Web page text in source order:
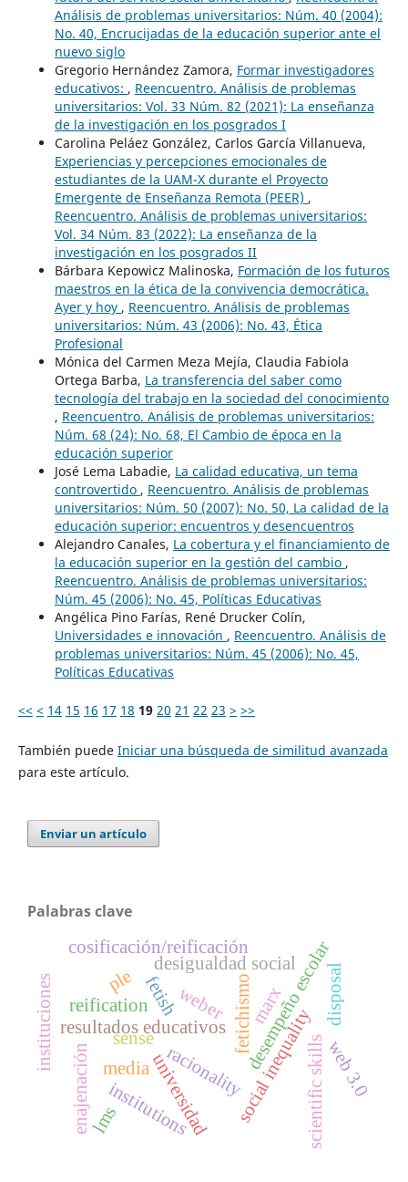
Análisis de problemas universitarios: Núm. 40 (2004):
No. 40, Encrucijadas de la educación superior ante el
nuevo siglo
Gregorio Hernández Zamora, Formar investigadores
educativos: , Reencuentro. Análisis de problemas
universitarios: Vol. 33 Núm. 82 (2021): La enseñanza
de la investigación en los posgrados I
Carolina Peláez González, Carlos García Villanueva,
Experiencias y percepciones emocionales de
estudiantes de la UAM-X durante el Proyecto
Emergente de Enseñanza Remota (PEER) ,
Reencuentro. Análisis de problemas universitarios:
Vol. 34 Núm. 83 (2022): La enseñanza de la
investigación en los posgrados II
Bárbara Kepowicz Malinoska, Formación de los futuros
maestros en la ética de la convivencia democrática.
Ayer y hoy , Reencuentro. Análisis de problemas
universitarios: Núm. 43 (2006): No. 43, Ética
Profesional
Mónica del Carmen Meza Mejía, Claudia Fabiola
Ortega Barba, La transferencia del saber como
tecnología del trabajo en la sociedad del conocimiento
, Reencuentro. Análisis de problemas universitarios:
Núm. 68 (24): No. 68, El Cambio de época en la
educación superior
José Lema Labadie, La calidad educativa, un tema
controvertido , Reencuentro. Análisis de problemas
universitarios: Núm. 50 (2007): No. 50, La calidad de la
educación superior: encuentros y desencuentros
Alejandro Canales, La cobertura y el financiamiento de
la educación superior en la gestión del cambio ,
Reencuentro. Análisis de problemas universitarios:
Núm. 45 (2006): No. 45, Políticas Educativas
Angélica Pino Farías, René Drucker Colín,
Universidades e innovación , Reencuentro. Análisis de
problemas universitarios: Núm. 45 (2006): No. 45,
Políticas Educativas
<< < 14 15 16 17 18 19 20 21 22 23 > >>
También puede Iniciar una búsqueda de similitud avanzada
para este artículo.
Enviar un artículo
Palabras clave
universidad
fetichismo
resultados educativos desempeño escolar
social inequality
desigualdad social
racionality
weber
institutions
instituciones fetish disposal
reification
enajenación
cosificación/reificación
marx
media scientific skills
ple
lms
web 3.0
sense